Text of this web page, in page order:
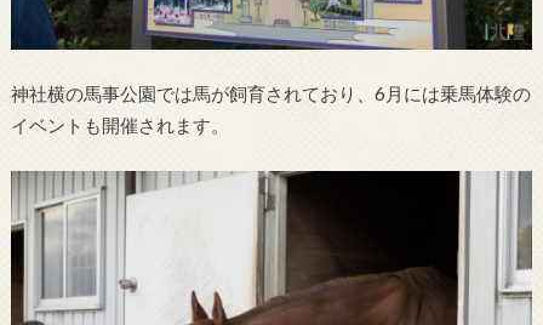
神社横の馬事公園では馬が飼育されており、6月には乗馬体験の
イベントも開催されます。